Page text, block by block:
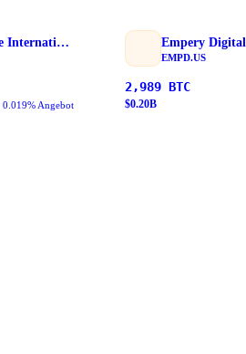
Boyaa Interactive International Limited
0.019% Angebot
Empery Digital
EMPD.US
2,989 BTC
$0.20B